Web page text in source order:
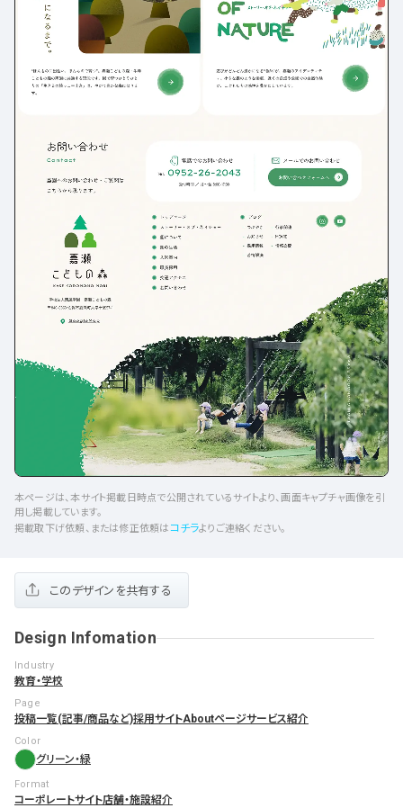
本ページは、本サイト掲載日時点で公開されているサイトより、画面キャプチャ画像を引
用し掲載しています。
掲載取下げ依頼、または修正依頼はコチラよりご連絡ください。
このデザインを共有する
Design Infomation
Industry
教育・学校
Page
投稿一覧(記事/商品など)採用サイトAboutページサービス紹介
Color
グリーン・緑
Format
コーポレートサイト店舗・施設紹介